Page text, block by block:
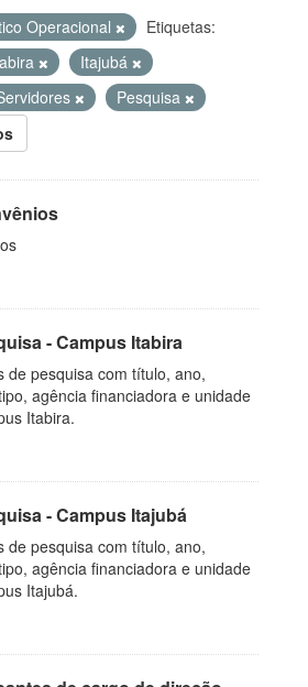
Operacional
Etiquetas:
Itajubá
Pesquisa
- Campus Itabira
de pesquisa com título, ano,
agência financiadora e unidade
Itabira.
- Campus Itajubá
de pesquisa com título, ano,
agência financiadora e unidade
Itajubá.